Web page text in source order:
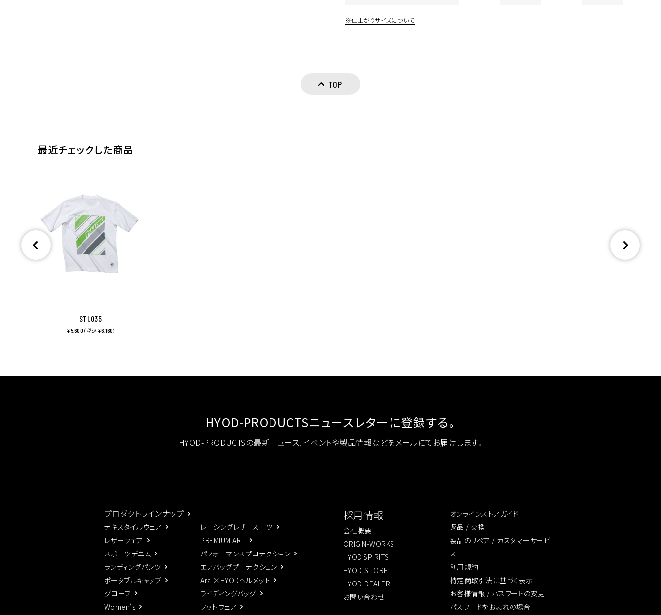
※仕上がりサイズについて
TOP
最近チェックした商品
STU035
¥5,600 （ 税込 ¥6,160)
HYOD-PRODUCTSニュースレターに登録する。
HYOD-PRODUCTSの最新ニュース、イベントや製品情報などをメールにてお届けします。
プロダクトラインナップ
テキスタイルウェア
レザーウェア
スポーツデニム
ランディングパンツ
ポータブルキャップ
グローブ
Women's
レーシングレザースーツ
PREMIUM ART
パフォーマンスプロテクション
エアバッグプロテクション
Arai×HYODヘルメット
ライディングバッグ
フットウェア
採用情報
会社概要
ORIGIN-WORKS
HYOD SPIRITS
HYOD-STORE
HYOD-DEALER
お問い合わせ
オンラインストアガイド
返品 / 交換
製品のリペア / カスタマーサービ
ス
利用規約
特定商取引法に基づく表示
お客様情報 / パスワードの変更
パスワードをお忘れの場合